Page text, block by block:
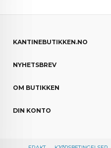
KANTINEBUTIKKEN.NO
NYHETSBREV
OM BUTIKKEN
DIN KONTO